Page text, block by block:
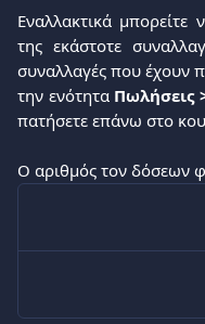
Εναλλακτικά μπορείτε
της εκάστοτε
συναλλαγές που έχουν
την ενότητα Πωλήσεις
πατήσετε επάνω στο
Ο αριθμός τον δόσεων